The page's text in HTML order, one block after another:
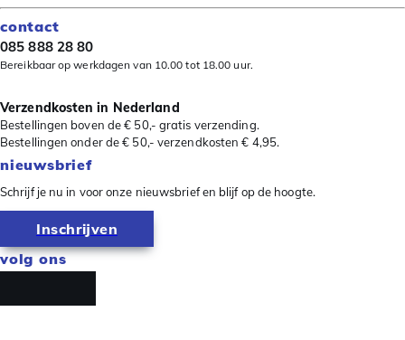
contact
085 888 28 80
Bereikbaar op werkdagen van 10.00 tot 18.00 uur.
Verzendkosten in Nederland
Bestellingen boven de € 50,- gratis verzending.
Bestellingen onder de € 50,- verzendkosten € 4,95.
nieuwsbrief
Schrijf je nu in voor onze nieuwsbrief en blijf op de hoogte.
Inschrijven
volg ons